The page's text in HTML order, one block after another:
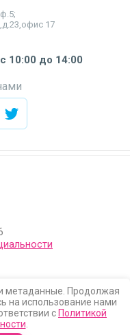
метаданные. Продолжая
на использование нами
с Политикой
17
10:00 до 14:00